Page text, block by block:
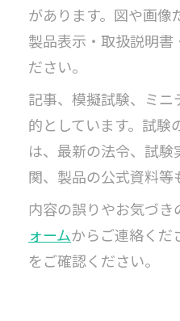
があります。図や画像
製品表示・取扱説明書
ださい。
記事、模擬試験、ミニ
的としています。試験
は、最新の法令、試
関、製品の公式資料等
内容の誤りやお気づき
ォームからご連絡くだ
をご確認ください。